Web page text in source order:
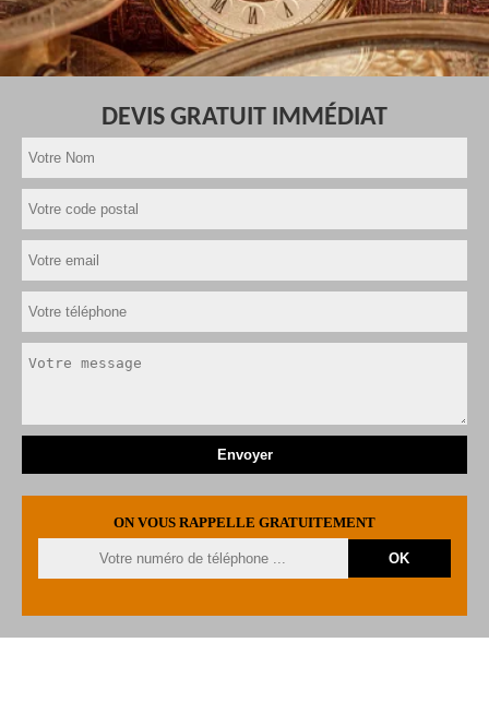
DEVIS GRATUIT IMMÉDIAT
ON VOUS RAPPELLE GRATUITEMENT